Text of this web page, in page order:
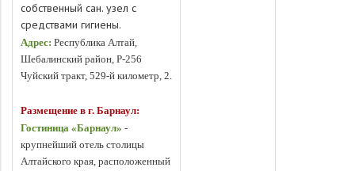
собственный сан. узел с
средствами гигиены.
Адрес: Республика Алтай,
Шебалинский район, Р-256
Чуйский тракт, 529-й километр, 2.
Размещение в г. Барнаул:
Гостиница «Барнаул» -
крупнейший отель столицы
Алтайского края, расположенный